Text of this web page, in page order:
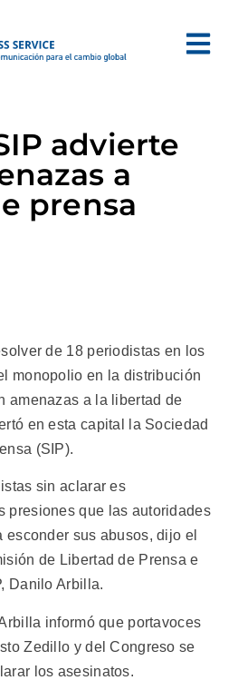
advierte
a
prensa
de 18 periodistas en los
monopolio en la distribución
amenazas a la libertad de
en esta capital la Sociedad
(SIP).
sin aclarar es
presiones que las autoridades
sus abusos, dijo el
de Libertad de Prensa e
Danilo Arbilla.
informó que portavoces
Zedillo y del Congreso se
los asesinatos.